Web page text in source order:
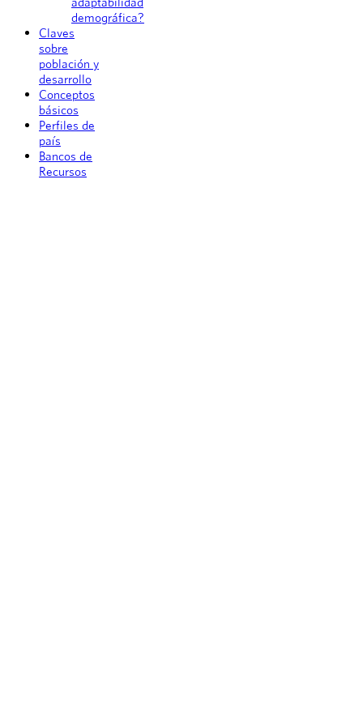
demográfica?
Claves
sobre
población y
desarrollo
Conceptos
básicos
Perfiles de
país
Bancos de
Recursos